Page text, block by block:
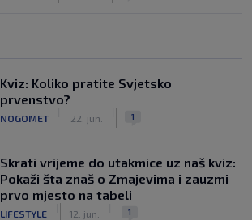
Kviz: Koliko pratite Svjetsko
prvenstvo?
NOGOMET 22. jun. 1
Skrati vrijeme do utakmice uz naš kviz:
Pokaži šta znaš o Zmajevima i zauzmi
prvo mjesto na tabeli
LIFESTYLE 12. jun. 1